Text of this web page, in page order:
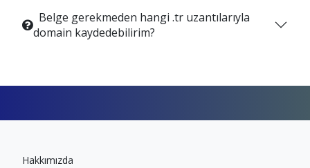
Belge gerekmeden hangi .tr uzantılarıyla
domain kaydedebilirim?
Hakkımızda